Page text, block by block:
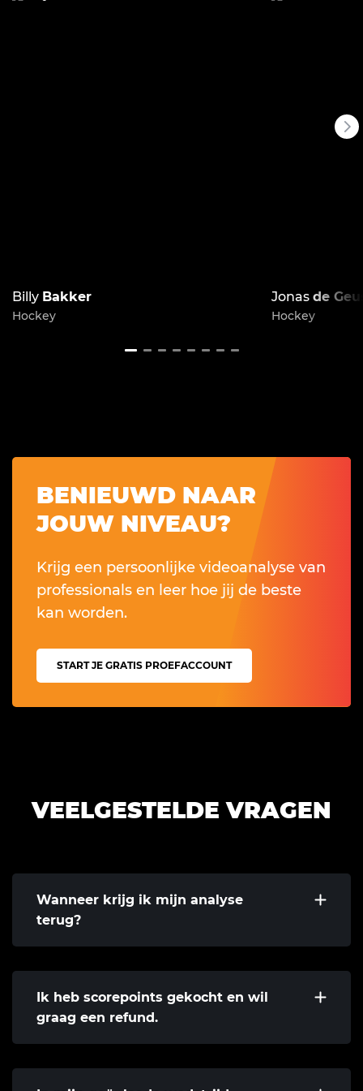
Billy Bakker
Hockey
Jonas de
Hockey
BENIEUWD NAAR
JOUW NIVEAU?
Krijg een persoonlijke videoanalyse van
professionals en leer hoe jij de beste
kan worden.
START JE GRATIS PROEFACCOUNT
VEELGESTELDE VRAGEN
Wanneer krijg ik mijn analyse
terug?
jou heeft ontvangen.
Ik heb scorepoints gekocht en wil
graag een refund.
terugvorderen van de Scorepoints in.